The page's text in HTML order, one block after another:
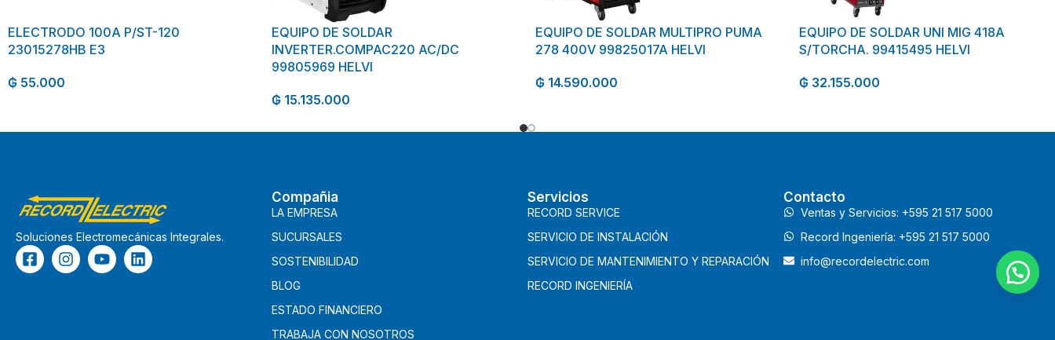
ELECTRODO 100A P/ST-120
23015278HB E3
₲ 55.000
EQUIPO DE SOLDAR
INVERTER.COMPAC220 AC/DC
99805969 HELVI
₲ 15.135.000
EQUIPO DE SOLDAR MULTIPRO PUMA
278 400V 99825017A HELVI
₲ 14.590.000
EQUIPO DE SOLDAR UNI MIG 418A
S/TORCHA. 99415495 HELVI
₲ 32.155.000
Soluciones Electromecánicas Integrales.
Compañia
LA EMPRESA
SUCURSALES
SOSTENIBILIDAD
BLOG
ESTADO FINANCIERO
TRABAJA CON NOSOTROS
Servicios
RECORD SERVICE
SERVICIO DE INSTALACIÓN
SERVICIO DE MANTENIMIENTO Y REPARACIÓN
RECORD INGENIERÍA
Contacto
Ventas y Servicios: +595 21 517 5000
Record Ingeniería: +595 21 517 5000
info@recordelectric.com